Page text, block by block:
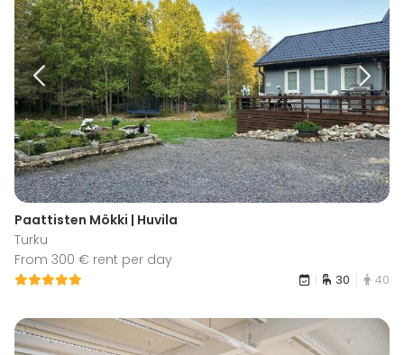
Paattisten Mökki | Huvila
Turku
From 300 € rent per day
30 40